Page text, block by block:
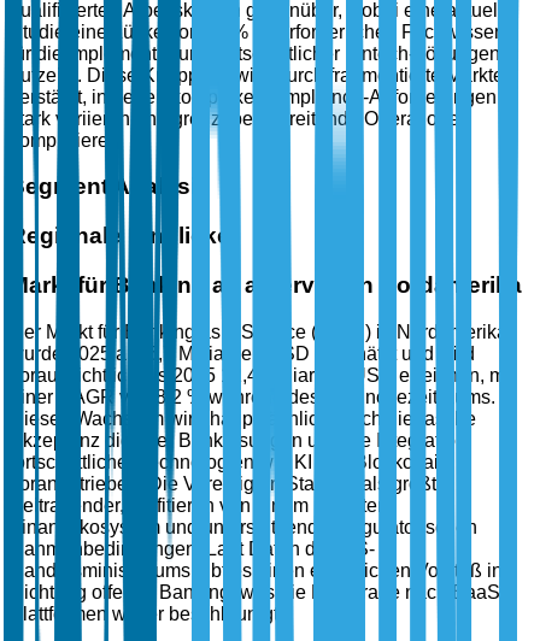
qualifizierten Arbeitskräften gegenüber, wobei eine aktuelle
Studie eine Lücke von 25 % im erforderlichen Fachwissen
für die Implementierung fortschrittlicher Fintech-Lösungen
aufzeigt. Diese Knappheit wird durch fragmentierte Märkte
verstärkt, in denen komplexe Compliance-Anforderungen
stark variieren und grenzüberschreitende Operationen
komplizieren.
Segment Analysis
Regionale Einblicke
Markt für Banking as a Service in Nordamerika
Der Markt für Banking as a Service (BaaS) in Nordamerika
wurde 2025 auf 5,7 Milliarden USD geschätzt und wird
voraussichtlich bis 2035 12,4 Milliarden USD erreichen, mit
einer CAGR von 8,2 % während des Prognosezeitraums.
Dieses Wachstum wird hauptsächlich durch die rasche
Akzeptanz digitaler Banklösungen und die Integration
fortschrittlicher Technologien wie KI und Blockchain
vorangetrieben. Die Vereinigten Staaten, als größter
Beitragender, profitieren von einem robusten
Finanzökosystem und unterstützenden regulatorischen
Rahmenbedingungen. Laut Daten des US-
Handelsministeriums gibt es einen erheblichen Vorstoß in
Richtung offenes Banking, was die Nachfrage nach BaaS-
Plattformen weiter beschleunigt.